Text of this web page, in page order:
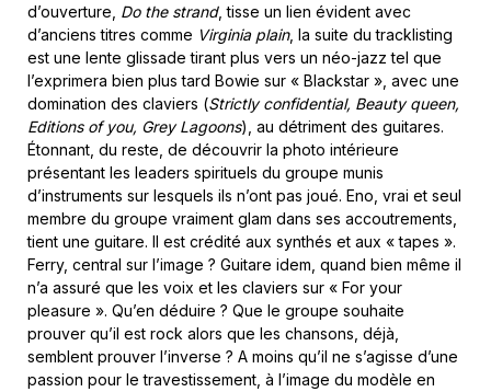
d’ouverture, Do the strand, tisse un lien évident avec
d’anciens titres comme Virginia plain, la suite du tracklisting
est une lente glissade tirant plus vers un néo-jazz tel que
l’exprimera bien plus tard Bowie sur « Blackstar », avec une
domination des claviers (Strictly confidential, Beauty queen,
Editions of you, Grey Lagoons), au détriment des guitares.
Étonnant, du reste, de découvrir la photo intérieure
présentant les leaders spirituels du groupe munis
d’instruments sur lesquels ils n’ont pas joué. Eno, vrai et seul
membre du groupe vraiment glam dans ses accoutrements,
tient une guitare. Il est crédité aux synthés et aux « tapes ».
Ferry, central sur l’image ? Guitare idem, quand bien même il
n’a assuré que les voix et les claviers sur « For your
pleasure ». Qu’en déduire ? Que le groupe souhaite
prouver qu’il est rock alors que les chansons, déjà,
semblent prouver l’inverse ? A moins qu’il ne s’agisse d’une
passion pour le travestissement, à l’image du modèle en